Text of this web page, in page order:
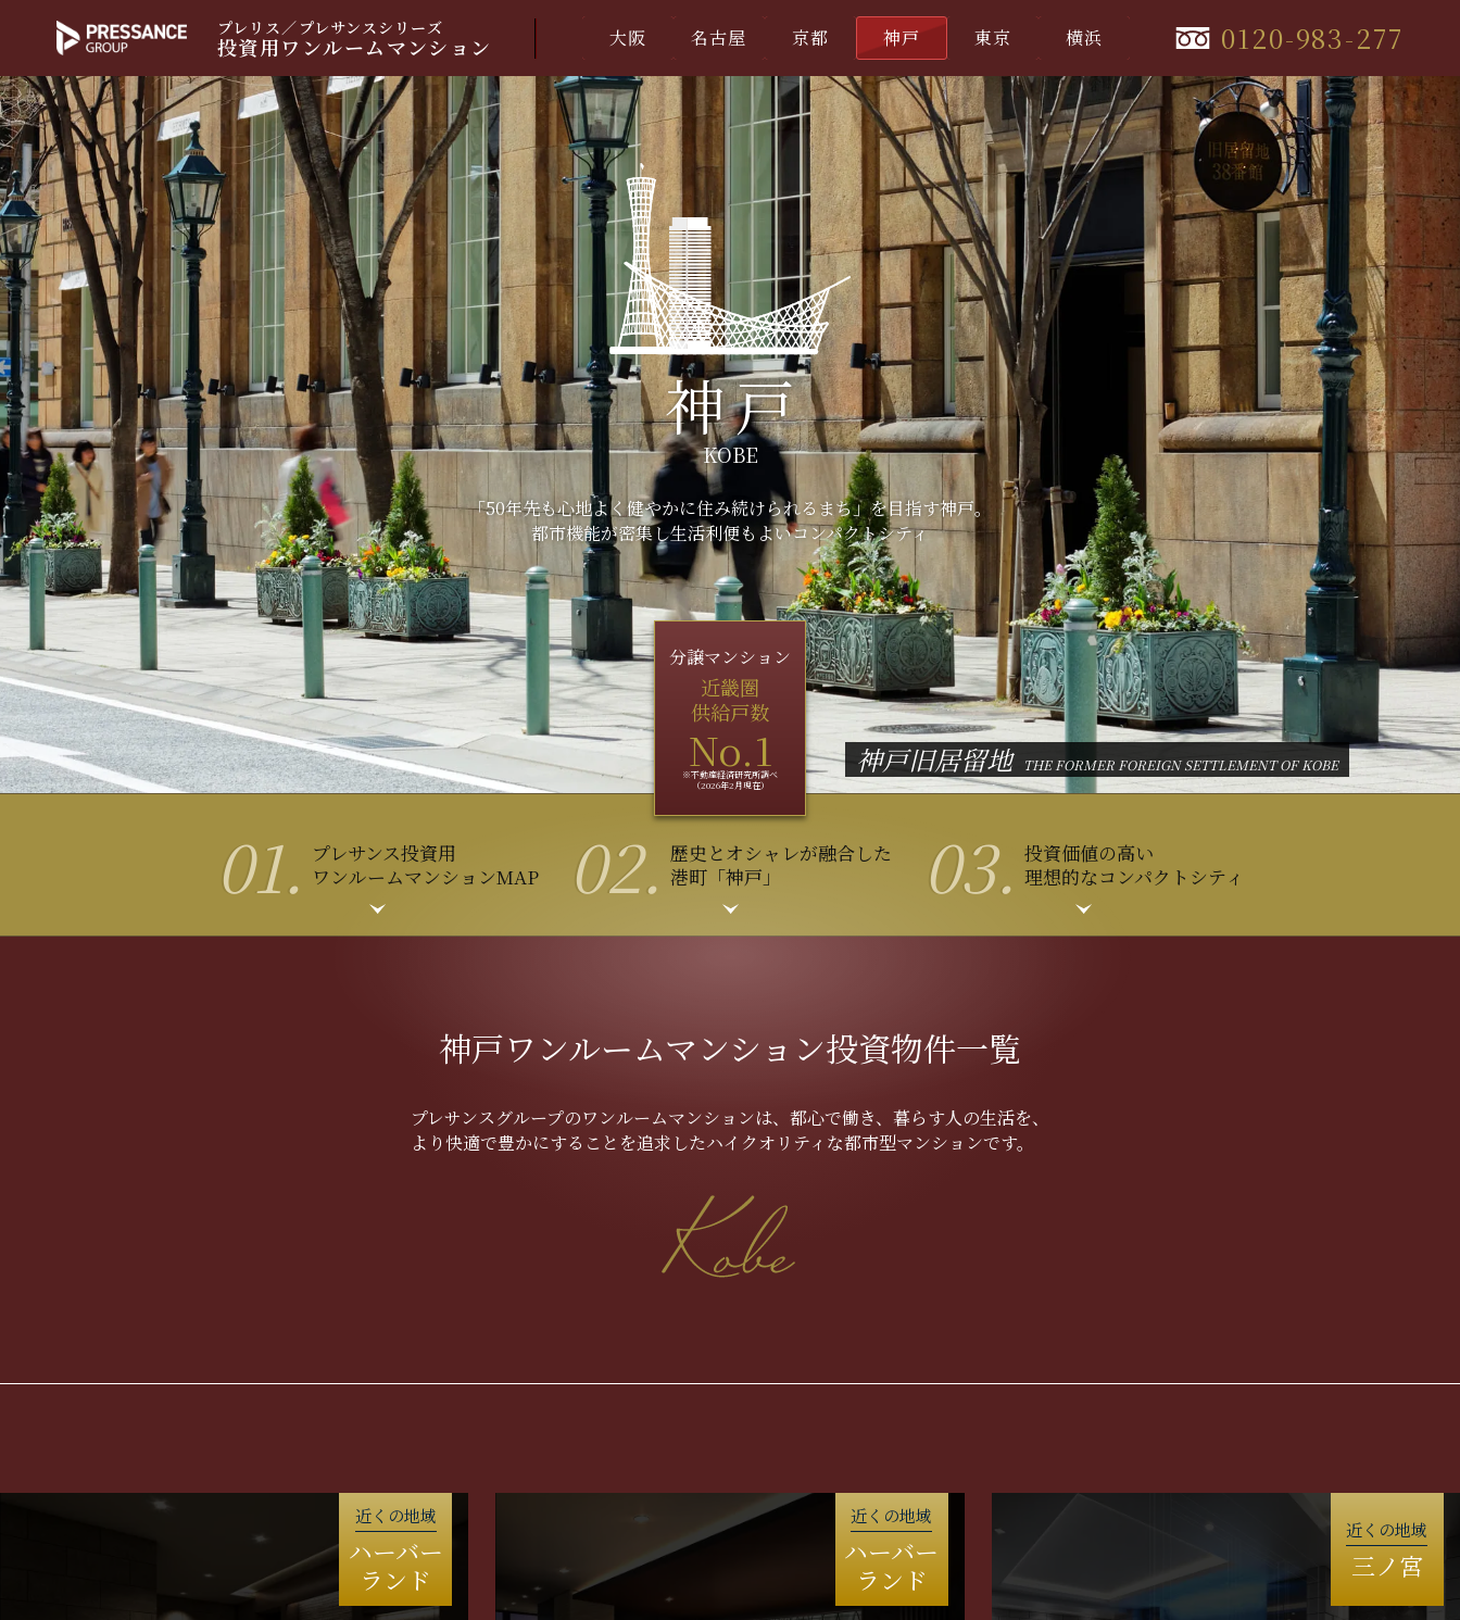
プレリス／プレサンスシリーズ
投資用ワンルームマンション 大阪 名古屋 京都 神戸 東京 横浜 0120-983-277
神戸北野異人館街 KOBE KITANO IJINKAN-GAI
神戸北野異人館 KOBE KITANO IJINKAN
神戸旧居留地 THE FORMER FOREIGN SETTLEMENT OF KOBE
南京町 CHINA TOWN
ポートタワー PORT TOWER
三宮駅 SANNOMIYA STATION
六甲山からの夜景 NIGHT VIEW FROM MT.ROKKO
神戸
KOBE
「50年先も心地よく健やかに住み続けられるまち」を目指す神戸。
都市機能が密集し生活利便もよいコンパクトシティ
分譲マンション
近畿圏
供給戸数
No.1
※不動産経済研究所調べ
（2026年2月現在）
01. プレサンス投資用
ワンルームマンションMAP
02. 歴史とオシャレが融合した
港町「神戸」
03. 投資価値の高い
理想的なコンパクトシティ
神戸ワンルームマンション投資物件一覧
プレサンスグループのワンルームマンションは、都心で働き、暮らす人の生活を、
より快適で豊かにすることを追求したハイクオリティな都市型マンションです。
近くの地域
ハーバー
ランド
近くの地域
ハーバー
ランド
近くの地域
三ノ宮